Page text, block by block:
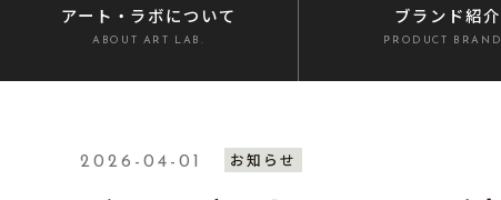
アート・ラボについて
ABOUT ART LAB.
ブランド紹介
PRODUCT
2026-04-01 お知らせ